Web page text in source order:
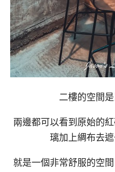
二樓的空間
兩邊都可以看到原始的
璃加上綢布去
就是一個非常舒服的空